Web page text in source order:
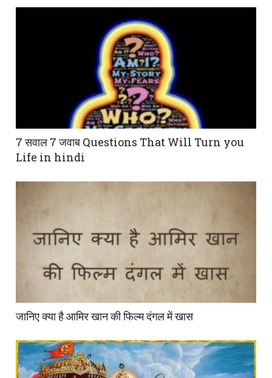
7 सवाल 7 जवाब Questions That Will Turn you
Life in hindi
जानिए क्या है आमिर खान की फिल्म दंगल में खास